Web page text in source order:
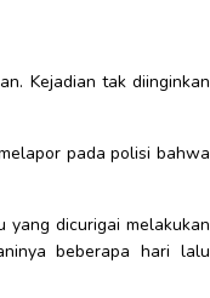
Kejadian tak diinginkan
pada polisi bahwa
yang dicurigai melakukan
beberapa hari lalu